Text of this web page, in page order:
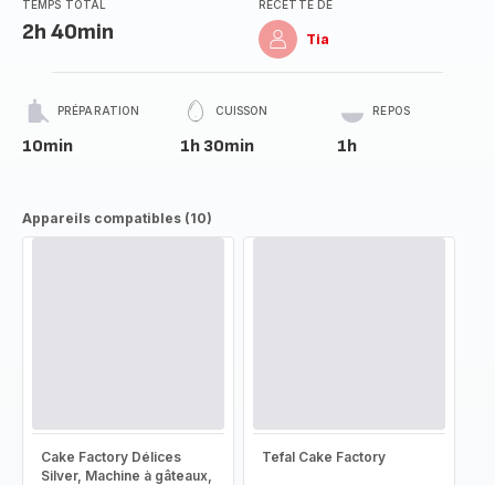
TEMPS TOTAL
2h 40min
RECETTE DE
Tia
PRÉPARATION
10min
CUISSON
1h 30min
REPOS
1h
Appareils compatibles (10)
Cake Factory Délices
Silver, Machine à gâteaux,
Tefal Cake Factory